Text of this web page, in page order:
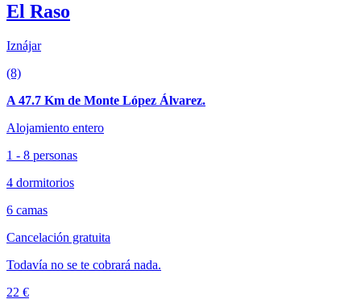
El Raso
Iznájar
(8)
A 47.7 Km de Monte López Álvarez.
Alojamiento entero
1 - 8 personas
4 dormitorios
6 camas
Cancelación gratuita
Todavía no se te cobrará nada.
22 €